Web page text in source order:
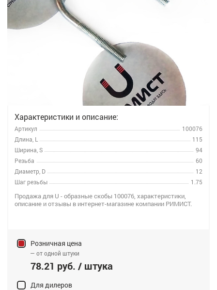
Характеристики и описание:
Артикул
100076
Длина, L
115
Ширина, S
94
Резьба
60
Диаметр, D
12
Шаг резьбы
1.75
Продажа для U - образные скобы 100076, характеристики,
описание и отзывы в интернет-магазине компании РИМИСТ.
Розничная цена
— от одной штуки
78.21 руб. / штука
Для дилеров